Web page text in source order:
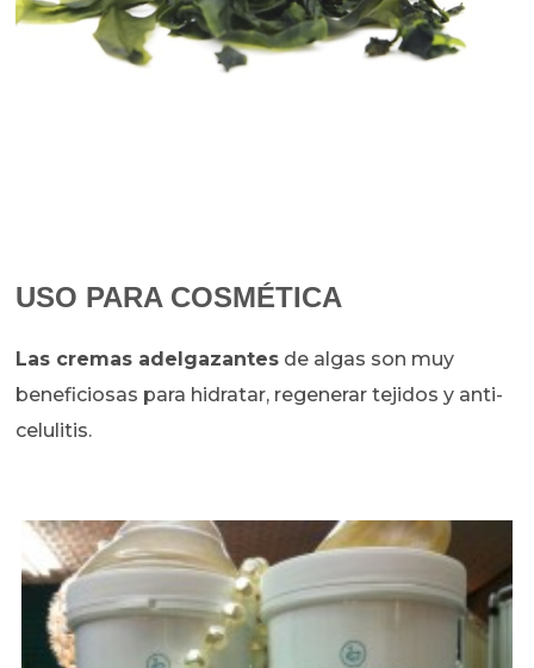
USO PARA COSMÉTICA
Las cremas adelgazantes de algas son muy
beneficiosas para hidratar, regenerar tejidos y anti-
celulitis.